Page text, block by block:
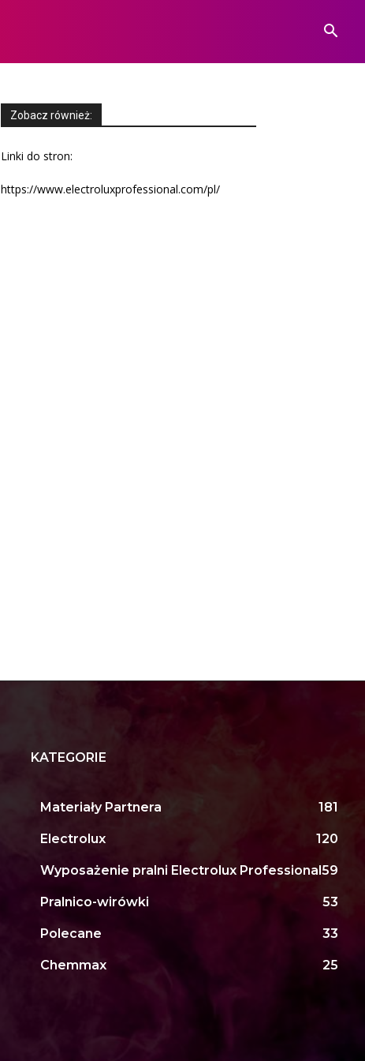
Zobacz również:
Linki do stron:
https://www.electroluxprofessional.com/pl/
KATEGORIE
Materiały Partnera 181
Electrolux 120
Wyposażenie pralni Electrolux Professional59
Pralnico-wirówki 53
Polecane 33
Chemmax 25